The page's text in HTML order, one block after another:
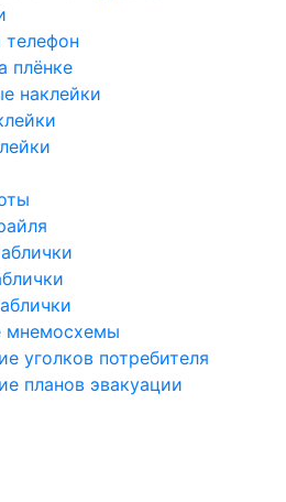
телефон
плёнке
наклейки
мнемосхемы
уголков потребителя
планов эвакуации